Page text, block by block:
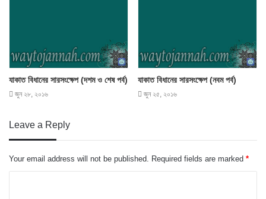
যাকাত বিধানের সারসংক্ষেপ (দশম ও শেষ পর্ব)
জুন ২৮, ২০১৬
যাকাত বিধানের সারসংক্ষেপ (নবম পর্ব)
জুন ২৫, ২০১৬
Leave a Reply
Your email address will not be published. Required fields are marked *